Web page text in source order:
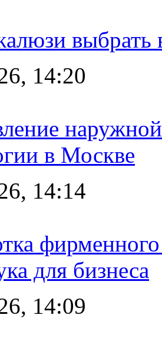
выбрать
14:20
в Москве
14:14
для бизнеса
14:09